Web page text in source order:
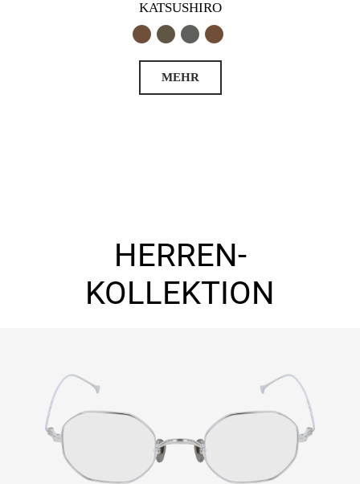
KATSUSHIRO
MEHR
HERREN-
KOLLEKTION